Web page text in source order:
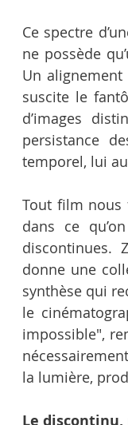
Ce spectre
ne possède
Un
suscite le
d’images
persistance
temporel, lui
Tout film nous
dans ce
discontinues.
donne une
synthèse qui
le
impossible",
la lumière,
Le